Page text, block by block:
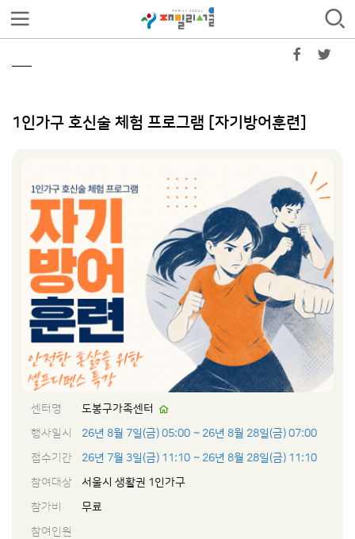
1인가구 호신술 체험 프로그램 [자기방어훈련]
센터명
도봉구가족센터
행사일시
26년 8월 7일(금) 05:00 ~ 26년 8월 28일(금) 07:00
접수기간
26년 7월 3일(금) 11:10 ~ 26년 8월 28일(금) 11:10
참여대상
서울시 생활권 1인가구
참가비
무료
참여인원